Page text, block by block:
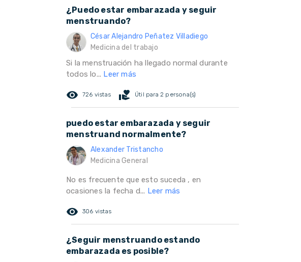
¿Puedo estar embarazada y seguir
menstruando?
César Alejandro Peñatez Villadiego
Medicina del trabajo
Si la menstruación ha llegado normal durante
todos lo... Leer más
remove_red_eye 726 vistas volunteer_activism Útil para 2 persona(s)
puedo estar embarazada y seguir
menstruand normalmente?
Alexander Tristancho
Medicina General
No es frecuente que esto suceda , en
ocasiones la fecha d... Leer más
remove_red_eye 306 vistas
¿Seguir menstruando estando
embarazada es posible?